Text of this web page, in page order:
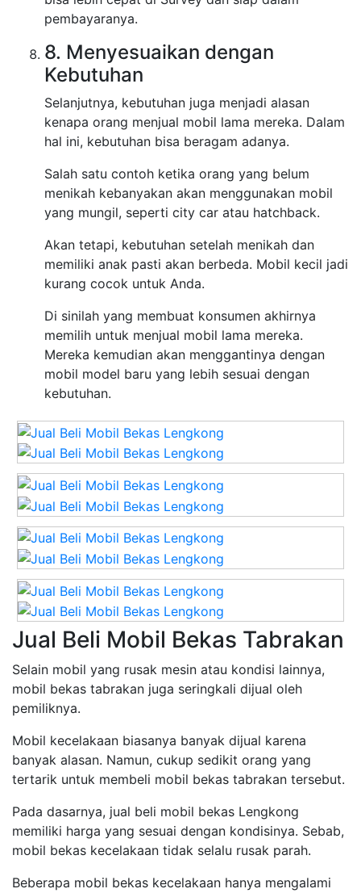
pembayaranya.
8. Menyesuaikan dengan
Kebutuhan
Selanjutnya, kebutuhan juga menjadi alasan
kenapa orang menjual mobil lama mereka. Dalam
hal ini, kebutuhan bisa beragam adanya.
Salah satu contoh ketika orang yang belum
menikah kebanyakan akan menggunakan mobil
yang mungil, seperti city car atau hatchback.
Akan tetapi, kebutuhan setelah menikah dan
memiliki anak pasti akan berbeda. Mobil kecil jadi
kurang cocok untuk Anda.
Di sinilah yang membuat konsumen akhirnya
memilih untuk menjual mobil lama mereka.
Mereka kemudian akan menggantinya dengan
mobil model baru yang lebih sesuai dengan
kebutuhan.
Jual Beli Mobil Bekas Tabrakan
Selain mobil yang rusak mesin atau kondisi lainnya,
mobil bekas tabrakan juga seringkali dijual oleh
pemiliknya.
Mobil kecelakaan biasanya banyak dijual karena
banyak alasan. Namun, cukup sedikit orang yang
tertarik untuk membeli mobil bekas tabrakan tersebut.
Pada dasarnya, jual beli mobil bekas Lengkong
memiliki harga yang sesuai dengan kondisinya. Sebab,
mobil bekas kecelakaan tidak selalu rusak parah.
Beberapa mobil bekas kecelakaan hanya mengalami